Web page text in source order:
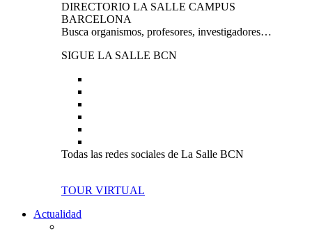
DIRECTORIO LA SALLE CAMPUS
BARCELONA
Busca organismos, profesores, investigadores…
SIGUE LA SALLE BCN
Todas las redes sociales de La Salle BCN
TOUR VIRTUAL
Actualidad